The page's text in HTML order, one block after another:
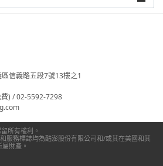
信義路五段7號13樓之1
) / 02-5592-7298
所有權利。
服務標誌均為酷澎股份有限公司和/或其在美國和其
財產。